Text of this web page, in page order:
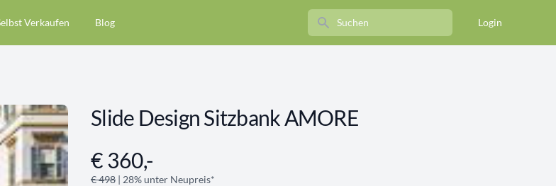
Verkaufen Blog Search Login
Slide Design Sitzbank AMORE
Angebotsinformationen
€ 360,-
€ 498 | 28% unter Neupreis*